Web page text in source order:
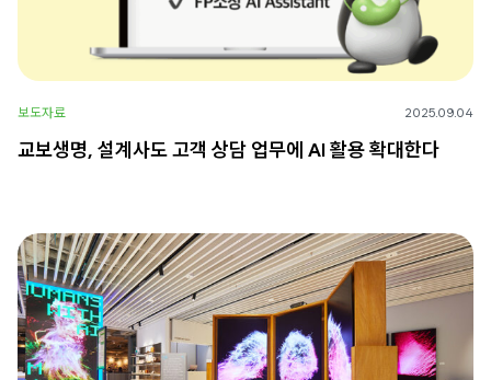
보도자료 2025.09.04
교보생명, 설계사도 고객 상담 업무에 AI 활용 확대한다